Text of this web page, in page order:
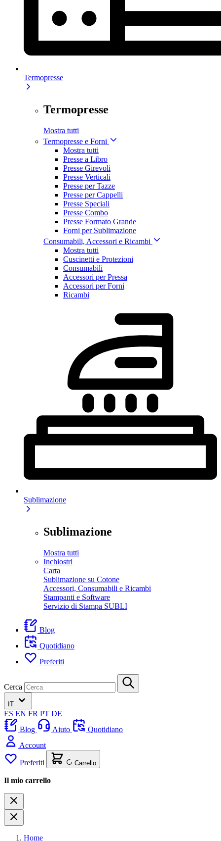
Termopresse
Termopresse
Mostra tutti
Termopresse e Forni
Mostra tutti
Presse a Libro
Presse Girevoli
Presse Verticali
Presse per Tazze
Presse per Cappelli
Presse Speciali
Presse Combo
Presse Formato Grande
Forni per Sublimazione
Consumabili, Accessori e Ricambi
Mostra tutti
Cuscinetti e Protezioni
Consumabili
Accessori per Pressa
Accessori per Forni
Ricambi
Sublimazione
Sublimazione
Mostra tutti
Inchiostri
Carta
Sublimazione su Cotone
Accessori, Consumabili e Ricambi
Stampanti e Software
Servizio di Stampa SUBLI
Blog
Quotidiano
Preferiti
Cerca
IT
ES EN FR PT DE
Blog
Aiuto
Quotidiano
Account
Preferiti Carrello
Il mio carrello
Home